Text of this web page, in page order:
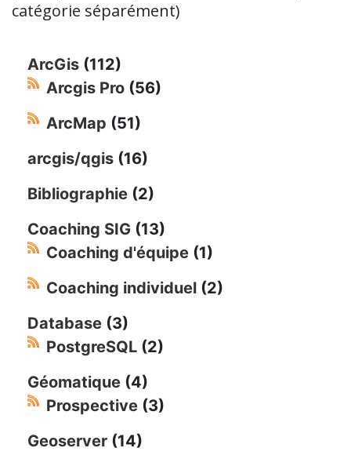
catégorie séparément)
ArcGis (112)
Arcgis Pro (56)
ArcMap (51)
arcgis/qgis (16)
Bibliographie (2)
Coaching SIG (13)
Coaching d'équipe (1)
Coaching individuel (2)
Database (3)
PostgreSQL (2)
Géomatique (4)
Prospective (3)
Geoserver (14)